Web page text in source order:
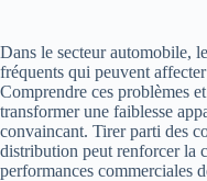
Dans le secteur automobile,
fréquents qui peuvent
Comprendre ces problèmes
transformer une faiblesse
convaincant. Tirer parti des
distribution peut renforcer la
performances commerciales